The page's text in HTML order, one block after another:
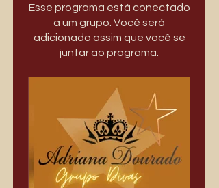
Esse programa está conectado
a um grupo. Você será
adicionado assim que você se
juntar ao programa.